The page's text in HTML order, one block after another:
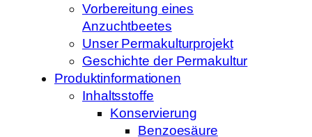
Vorbereitung eines
Anzuchtbeetes
Unser Permakulturprojekt
Geschichte der Permakultur
Produktinformationen
Inhaltsstoffe
Konservierung
Benzoesäure